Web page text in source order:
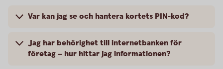
Var kan jag se och hantera kortets PIN-kod?
Jag har behörighet till internetbanken för
företag – hur hittar jag informationen?